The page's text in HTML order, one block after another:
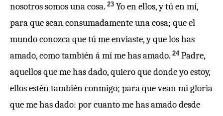
nosotros somos una cosa. 23 Yo en ellos, y tú en mí,
para que sean consumadamente una cosa; que el
mundo conozca que tú me enviaste, y que los has
amado, como también á mí me has amado. 24 Padre,
aquellos que me has dado, quiero que donde yo estoy,
ellos estén también conmigo; para que vean mi gloria
que me has dado: por cuanto me has amado desde